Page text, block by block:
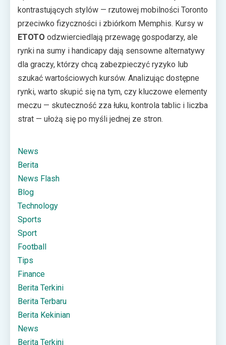
kontrastujących stylów — rzutowej mobilności Toronto
przeciwko fizyczności i zbiórkom Memphis. Kursy w
ETOTO odzwierciedlają przewagę gospodarzy, ale
rynki na sumy i handicapy dają sensowne alternatywy
dla graczy, którzy chcą zabezpieczyć ryzyko lub
szukać wartościowych kursów. Analizując dostępne
rynki, warto skupić się na tym, czy kluczowe elementy
meczu — skuteczność zza łuku, kontrola tablic i liczba
strat — ułożą się po myśli jednej ze stron.
News
Berita
News Flash
Blog
Technology
Sports
Sport
Football
Tips
Finance
Berita Terkini
Berita Terbaru
Berita Kekinian
News
Berita Terkini